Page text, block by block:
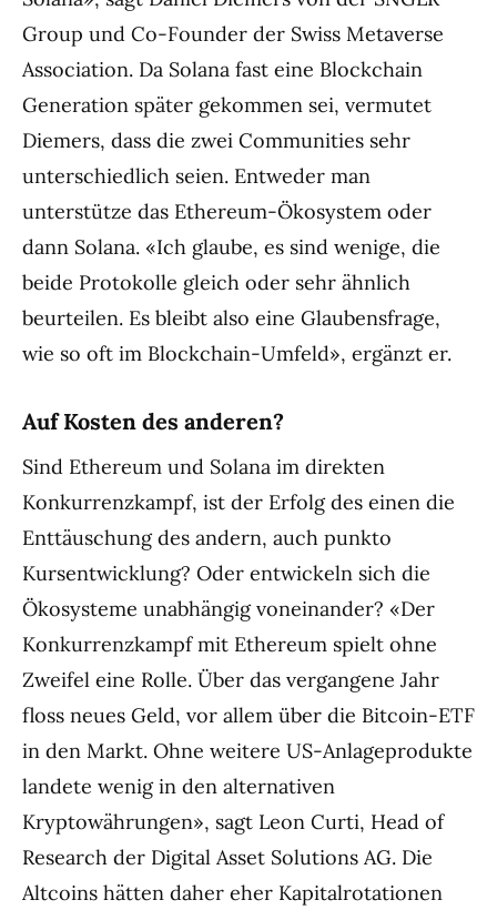
Group und Co-Founder der Swiss Metaverse
Association. Da Solana fast eine Blockchain
Generation später gekommen sei, vermutet
Diemers, dass die zwei Communities sehr
unterschiedlich seien. Entweder man
unterstütze das Ethereum-Ökosystem oder
dann Solana. «Ich glaube, es sind wenige, die
beide Protokolle gleich oder sehr ähnlich
beurteilen. Es bleibt also eine Glaubensfrage,
wie so oft im Blockchain-Umfeld», ergänzt er.
Auf Kosten des anderen?
Sind Ethereum und Solana im direkten
Konkurrenzkampf, ist der Erfolg des einen die
Enttäuschung des andern, auch punkto
Kursentwicklung? Oder entwickeln sich die
Ökosysteme unabhängig voneinander? «Der
Konkurrenzkampf mit Ethereum spielt ohne
Zweifel eine Rolle. Über das vergangene Jahr
floss neues Geld, vor allem über die Bitcoin-ETF
in den Markt. Ohne weitere US-Anlageprodukte
landete wenig in den alternativen
Kryptowährungen», sagt Leon Curti, Head of
Research der Digital Asset Solutions AG. Die
Altcoins hätten daher eher Kapitalrotationen